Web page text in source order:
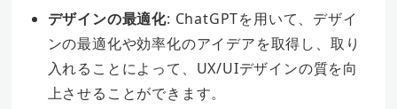
デザインの最適化: ChatGPTを用いて、デザイ
ンの最適化や効率化のアイデアを取得し、取り
入れることによって、UX/UIデザインの質を向
上させることができます。